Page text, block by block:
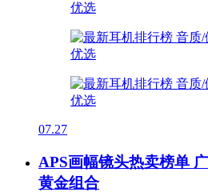
07.27
APS画幅镜头热卖榜单
黄金组合